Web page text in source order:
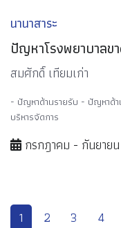
นานาสาระ
ปัญหาโรงพยาบาลข
สมศักดิ์ เทียมเก่า
- ปัญหาด้านรายรับ - ปัญหาด้
บริหารจัดการ
กรกฎาคม - กันยาย
1 2 3 4